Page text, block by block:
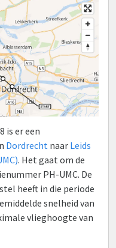
is er een
Dordrecht naar Leids
. Het gaat om de
PH-UMC. De
heeft in die periode
snelheid van
vlieghoogte van